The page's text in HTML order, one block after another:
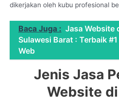
dikerjakan oleh kubu profesional
Baca Juga : Jasa Website
Sulawesi Barat : Terbaik
Web
Jenis Jasa
Website